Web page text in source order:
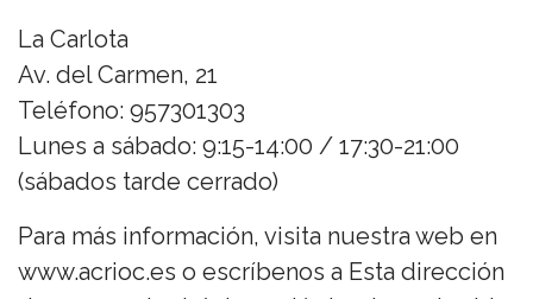
La Carlota
Av. del Carmen, 21
Teléfono: 957301303
Lunes a sábado: 9:15-14:00 / 17:30-21:00
(sábados tarde cerrado)
Para más información, visita nuestra web en
www.acrioc.es o escríbenos a Esta dirección